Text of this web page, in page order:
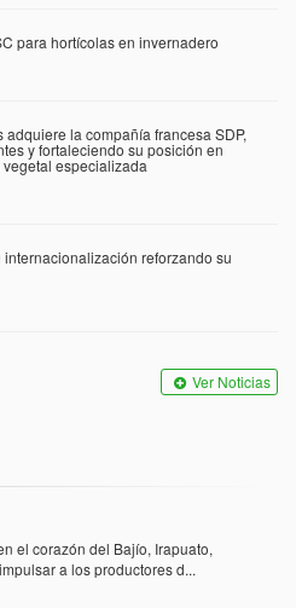
para hortícolas en invernadero
la compañía francesa SDP,
y fortaleciendo su posición en
especializada
reforzando su
Ver Noticias
el corazón del Bajío, Irapuato,
a los productores d...